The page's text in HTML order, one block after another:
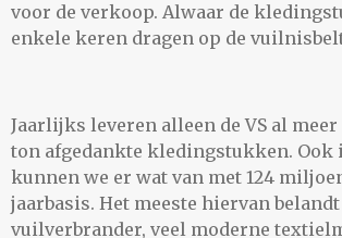
voor de verkoop. Alwaar de
enkele keren dragen op de
Jaarlijks leveren alleen de VS al
ton afgedankte kledingstukken. Ook
kunnen we er wat van met 124
jaarbasis. Het meeste hiervan
vuilverbrander, veel moderne